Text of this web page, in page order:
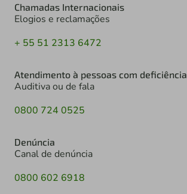
Chamadas Internacionais
Elogios e reclamações
+ 55 51 2313 6472
Atendimento à pessoas com deficiência
Auditiva ou de fala
0800 724 0525
Denúncia
Canal de denúncia
0800 602 6918